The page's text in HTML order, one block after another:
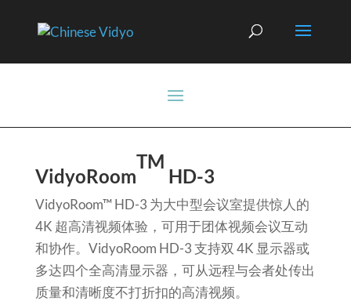
VidyoRoom
TM
HD-3
VidyoRoom™ HD-3 为大中型会议室提供惊人的
4K 超高清视频体验，可用于团体视频会议互动
和协作。VidyoRoom HD-3 支持双 4K 显示器或
多达四个全高清显示器，可从远程与会者处传出
质量和清晰度不打折扣的高清视频。